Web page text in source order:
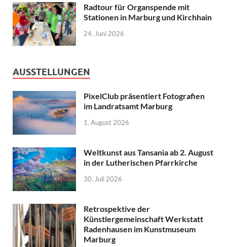
Radtour für Organspende mit
Stationen in Marburg und Kirchhain
24. Juni 2026
AUSSTELLUNGEN
PixelClub präsentiert Fotografien
im Landratsamt Marburg
1. August 2026
Weltkunst aus Tansania ab 2. August
in der Lutherischen Pfarrkirche
30. Juli 2026
Retrospektive der
Künstlergemeinschaft Werkstatt
Radenhausen im Kunstmuseum
Marburg